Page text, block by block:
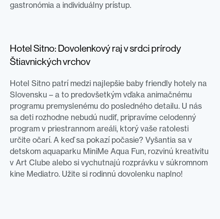
gastronómia a individuálny prístup.
Hotel Sitno: Dovolenkový raj v srdci prírody
Štiavnických vrchov
Hotel Sitno patrí medzi najlepšie baby friendly hotely na
Slovensku – a to predovšetkým vďaka animačnému
programu premyslenému do posledného detailu. U nás
sa deti rozhodne nebudú nudiť, pripravíme celodenný
program v priestrannom areáli, ktorý vaše ratolesti
určite očarí. A keď sa pokazí počasie? Vyšantia sa v
detskom aquaparku MiniMe Aqua Fun, rozvinú kreativitu
v Art Clube alebo si vychutnajú rozprávku v súkromnom
kine Mediatro. Užite si rodinnú dovolenku naplno!